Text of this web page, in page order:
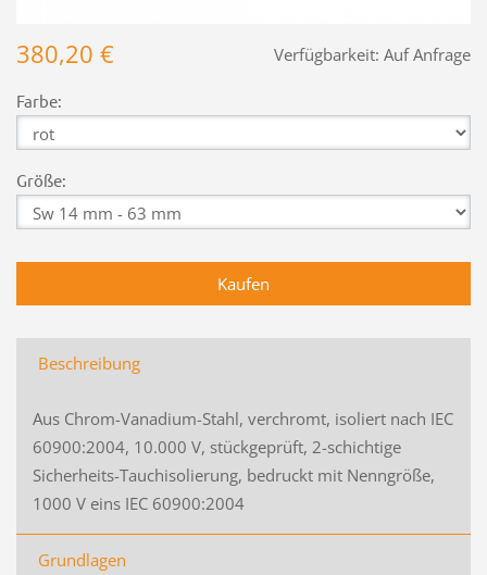
Verfügbarkeit: Auf Anfrage
380,20 €
Farbe:
Größe:
Beschreibung
Aus Chrom-Vanadium-Stahl, verchromt, isoliert nach IEC
60900:2004, 10.000 V, stückgeprüft, 2-schichtige
Sicherheits-Tauchisolierung, bedruckt mit Nenngröße,
1000 V eins IEC 60900:2004
Grundlagen